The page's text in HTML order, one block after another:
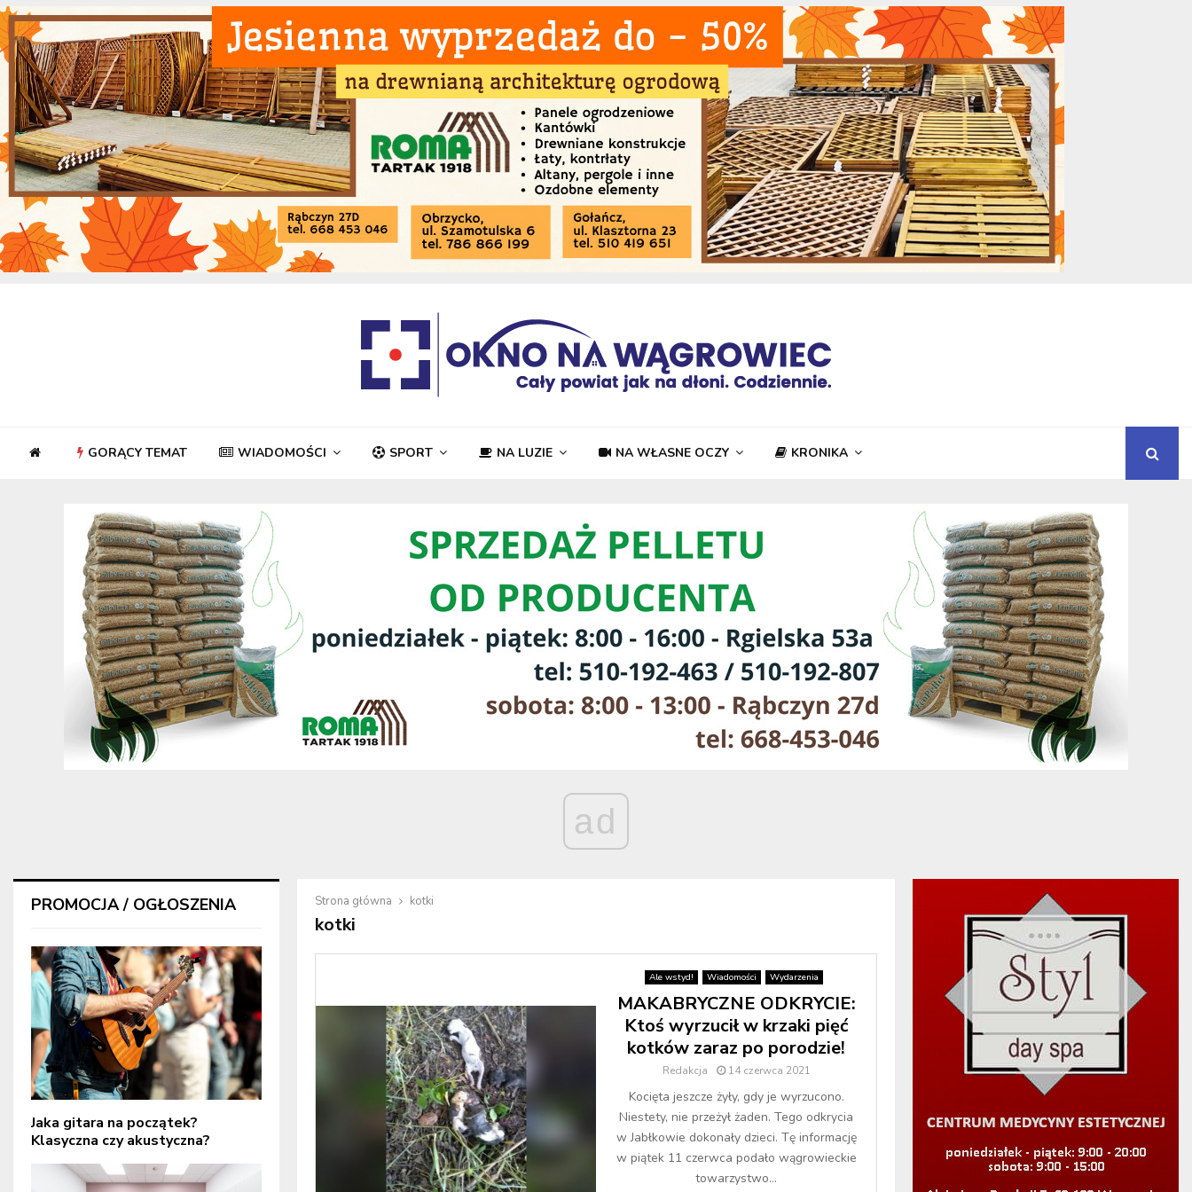
GORĄCY TEMAT WIADOMOŚCI SPORT NA LUZIE NA WŁASNE OCZY KRONIKA
ad
Strona główna kotki
kotki
Ale wstyd! Wiadomości Wydarzenia
MAKABRYCZNE ODKRYCIE:
Ktoś wyrzucił w krzaki pięć
kotków zaraz po porodzie!
Redakcja 14 czerwca 2021
Kocięta jeszcze żyły, gdy je wyrzucono.
Niestety, nie przeżył żaden. Tego odkrycia
w Jabłkowie dokonały dzieci. Tę informację
w piątek 11 czerwca podało wągrowieckie
towarzystwo...
PROMOCJA / OGŁOSZENIA
Jaka gitara na początek?
Klasyczna czy akustyczna?